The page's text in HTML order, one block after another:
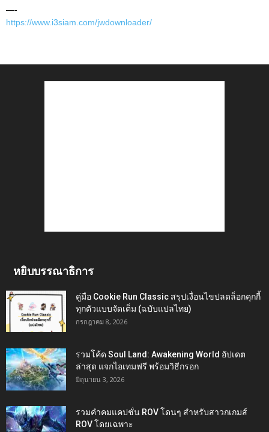
—-
https://www.i3siam.com/jwdownloader/
หยิบบรรณาธิการ
คู่มือ Cookie Run Classic สรุปเงื่อนไขปลดล็อกคุกกี้
ทุกตัวแบบจัดเต็ม (ฉบับแปลไทย)
กรกฎาคม 8, 2026
รวมโค้ด Soul Land: Awakening World อัปเดต
ล่าสุด แจกไอเทมฟรี พร้อมวิธีกรอก
มิถุนายน 3, 2026
รวมคำคมแคปชั่น ROV โดนๆ สำหรับสาวกเกมส์
ROV โดยเฉพาะ